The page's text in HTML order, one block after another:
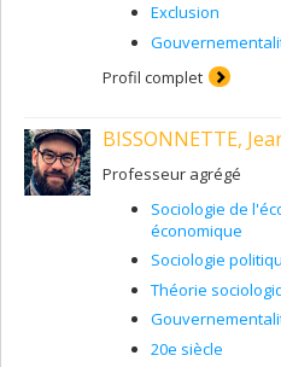
Exclusion
Profil complet
BISSONNETTE,
Professeur agrégé
Sociologie de
économique
Sociologie
Théorie
20e siècle